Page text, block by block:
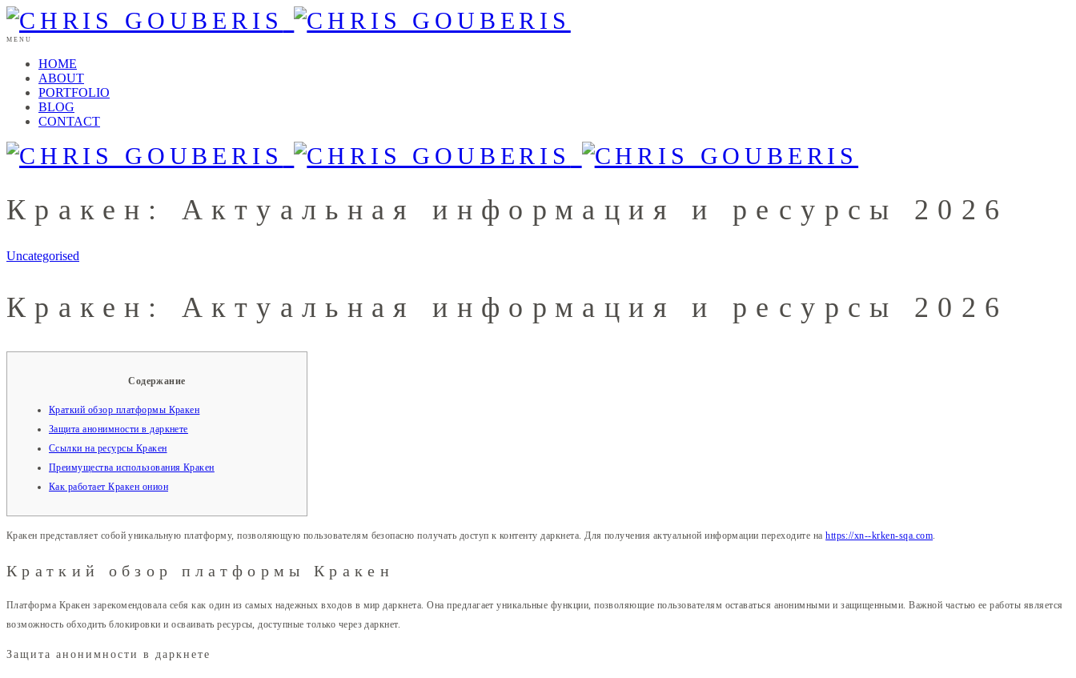
MENU
HOME
ABOUT
PORTFOLIO
BLOG
CONTACT
Кракен: Актуальная информация и ресурсы 2026
Uncategorised
Кракен: Актуальная информация и ресурсы 2026
Содержание
Краткий обзор платформы Кракен
Защита анонимности в даркнете
Ссылки на ресурсы Кракен
Преимущества использования Кракен
Как работает Кракен онион
Кракен представляет собой уникальную платформу, позволяющую пользователям безопасно получать доступ к контенту даркнета. Для получения актуальной информации переходите наhttps://xn--krken-sqa.com.
Краткий обзор платформы Кракен
Платформа Кракен зарекомендовала себя как один из самых надежных входов в мир даркнета. Она предлагает уникальные функции, позволяющие пользователям оставаться анонимными и защищенными. Важной частью ее работы является
возможность обходить блокировки и осваивать ресурсы, доступные только через даркнет.
Защита анонимности в даркнете